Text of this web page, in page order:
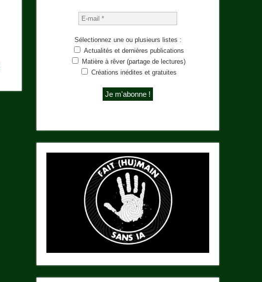
Sélectionnez une ou plusieurs listes :
Actualités et dernières publications
Matière à rêver (partage de lectures)
Créations inédites et gratuites